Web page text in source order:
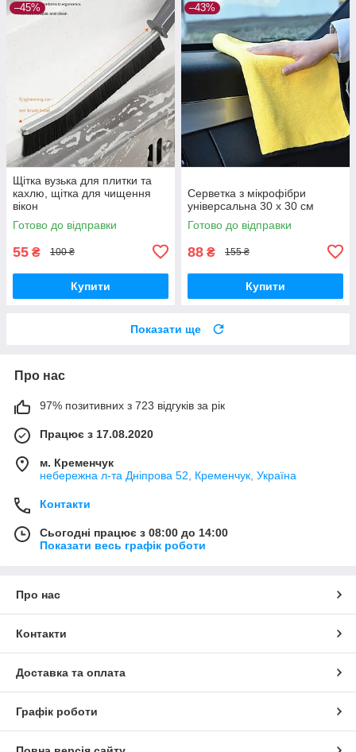
–45%
Щітка вузька для плитки та
кахлю, щітка для чищення
вікон
Готово до відправки
55 ₴ 100 ₴
Купити
–43%
Серветка з мікрофібри
універсальна 30 х 30 см
Готово до відправки
88 ₴ 155 ₴
Купити
Показати ще
Про нас
97% позитивних з 723 відгуків за рік
Працює з 17.08.2020
м. Кременчук
небережна л-та Дніпрова 52, Кременчук, Україна
Контакти
Сьогодні працює з 08:00 до 14:00
Показати весь графік роботи
Про нас
Контакти
Доставка та оплата
Графік роботи